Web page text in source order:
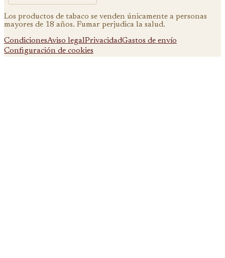
Los productos de tabaco se venden únicamente a personas
mayores de 18 años. Fumar perjudica la salud.
CondicionesAviso legalPrivacidadGastos de envío
Configuración de cookies